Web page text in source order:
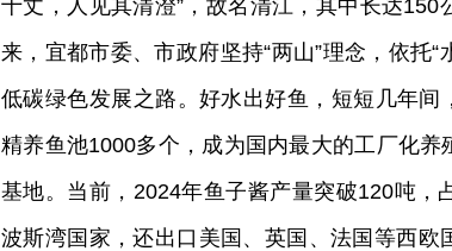
十丈，人见其清澄”，故名清江，其中长达
来，宜都市委、市政府坚持“两山”理念，依托“
低碳绿色发展之路。好水出好鱼，短短几年间
精养鱼池1000多个，成为国内最大的工厂化
基地。当前，2024年鱼子酱产量突破120吨，
波斯湾国家，还出口美国、英国、法国等西欧